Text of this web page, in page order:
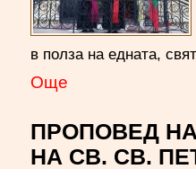
в полза на едната,
Oще
ПРОПОВЕД
НА СВ. СВ.